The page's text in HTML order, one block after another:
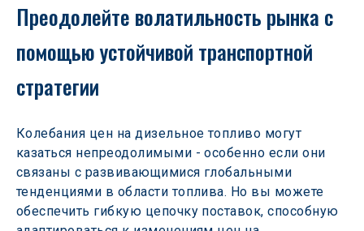
Преодолейте волатильность рынка с
помощью устойчивой транспортной
стратегии
Колебания цен на дизельное топливо могут
казаться непреодолимыми - особенно если они
связаны с развивающимися глобальными
тенденциями в области топлива. Но вы можете
обеспечить гибкую цепочку поставок, способную